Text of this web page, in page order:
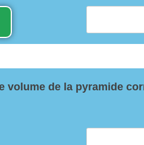
volume de la pyramide